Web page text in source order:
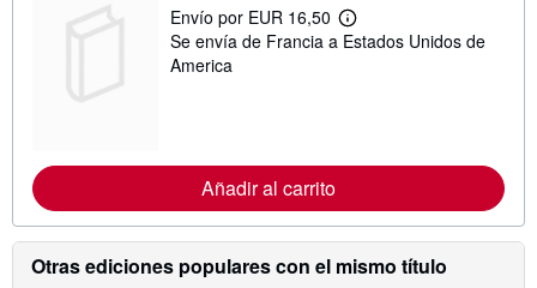
Envío por EUR 16,50
M
á
m
i
ó
n
s
Se envía de Francia a Estados Unidos de
America
Añadir al carrito
Otras ediciones populares con el mismo título